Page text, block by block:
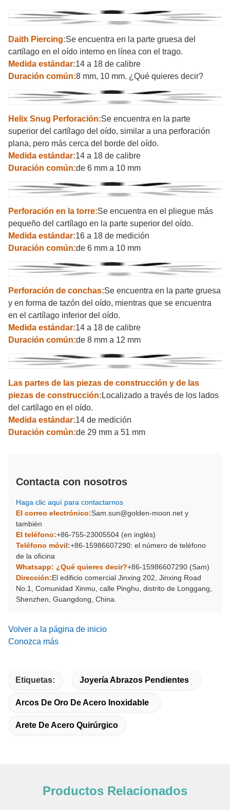
Daith Piercing:Se encuentra en la parte gruesa del
cartílago en el oído interno en línea con el trago.
Medida estándar:14 a 18 de calibre
Duración común:8 mm, 10 mm. ¿Qué quieres decir?
Helix Snug Perforación:Se encuentra en la parte
superior del cartílago del oído, similar a una perforación
plana, pero más cerca del borde del oído.
Medida estándar:14 a 18 de calibre
Duración común:de 6 mm a 10 mm
Perforación en la torre:Se encuentra en el pliegue más
pequeño del cartílago en la parte superior del oído.
Medida estándar:16 a 18 de medición
Duración común:de 6 mm a 10 mm
Perforación de conchas:Se encuentra en la parte gruesa
y en forma de tazón del oído, mientras que se encuentra
en el cartílago inferior del oído.
Medida estándar:14 a 18 de calibre
Duración común:de 8 mm a 12 mm
Las partes de las piezas de construcción y de las
piezas de construcción:Localizado a través de los lados
del cartílago en el oído.
Medida estándar:14 de medición
Duración común:de 29 mm a 51 mm
Contacta con nosotros
Haga clic aquí para contactarnos
El correo electrónico:Sam.sun@golden-moon.net y
también
El teléfono:+86-755-23005504 (en inglés)
Teléfono móvil:+86-15986607290: el número de teléfono
de la oficina
Whatsapp: ¿Qué quieres decir?+86-15986607290 (Sam)
Dirección:El edificio comercial Jinxing 202, Jinxing Road
No.1, Comunidad Xinmu, calle Pinghu, distrito de Longgang,
Shenzhen, Guangdong, China.
Volver a la página de inicio
Conozca más
Etiquetas: Joyería Abrazos Pendientes
Arcos De Oro De Acero Inoxidable
Arete De Acero Quirúrgico
Productos Relacionados